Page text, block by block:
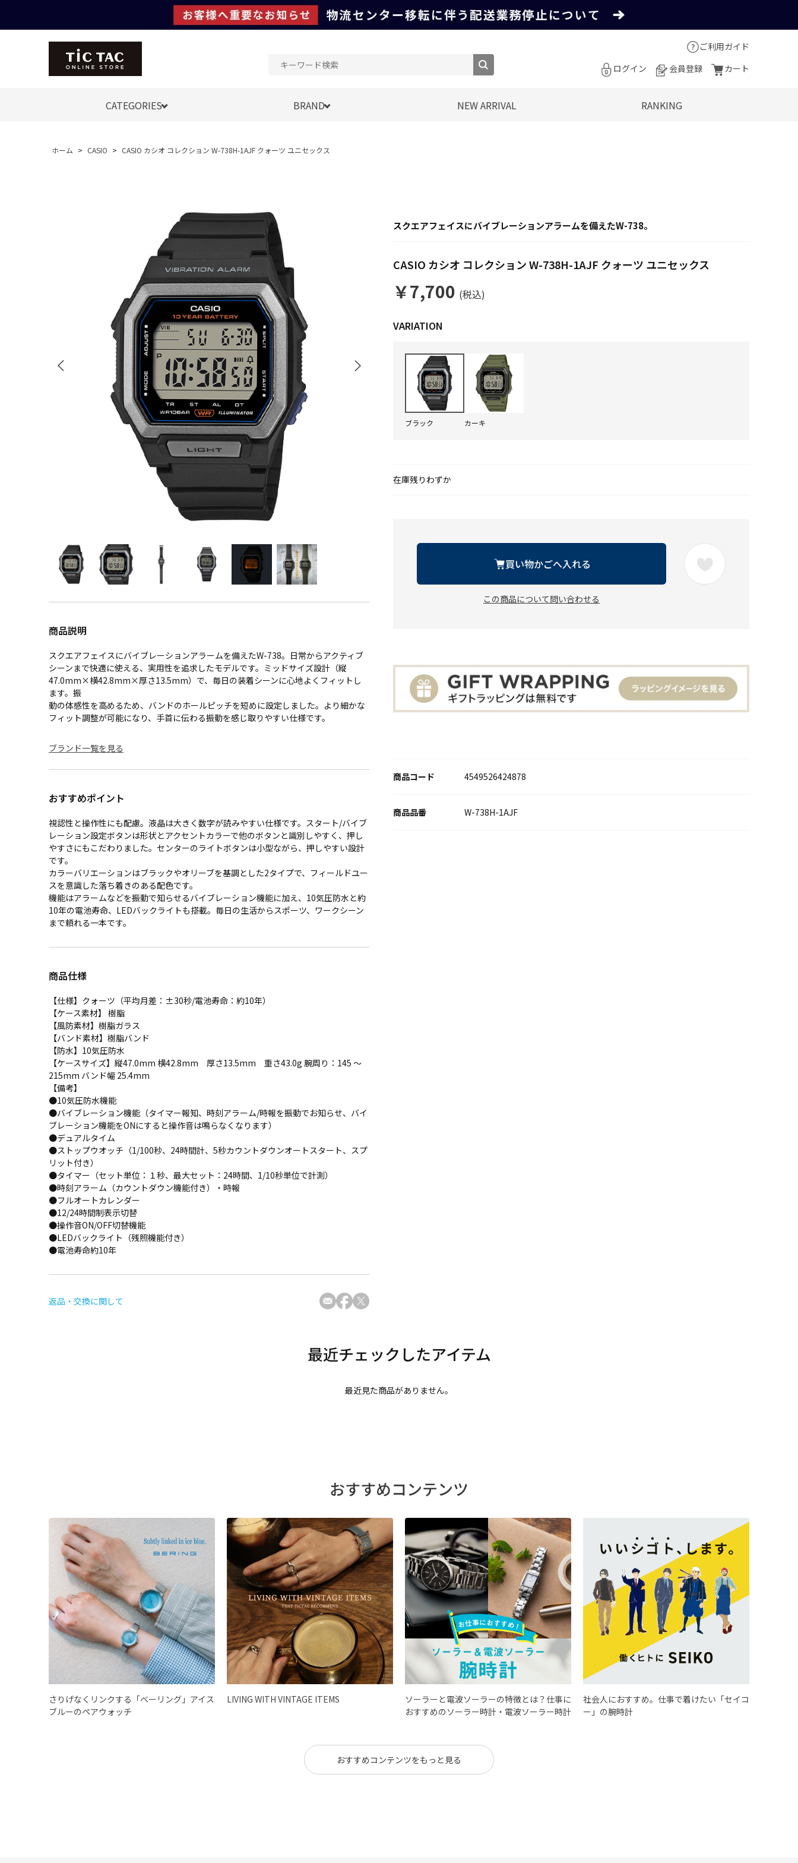
ご利用ガイド
ログイン
会員登録 カート
CATEGORIES BRAND NEW ARRIVAL RANKING
ホーム > CASIO > CASIO カシオ コレクション W-738H-1AJF クォーツ ユニセックス
商品説明
スクエアフェイスにバイブレーションアラームを備えたW-738。日常からアクティブ
シーンまで快適に使える、実用性を追求したモデルです。ミッドサイズ設計（縦
47.0mm×横42.8mm×厚さ13.5mm）で、毎日の装着シーンに心地よくフィットし
ます。振
動の体感性を高めるため、バンドのホールピッチを短めに設定しました。より細かな
フィット調整が可能になり、手首に伝わる振動を感じ取りやすい仕様です。
ブランド一覧を見る
おすすめポイント
視認性と操作性にも配慮。液晶は大きく数字が読みやすい仕様です。スタート/バイブ
レーション設定ボタンは形状とアクセントカラーで他のボタンと識別しやすく、押し
やすさにもこだわりました。センターのライトボタンは小型ながら、押しやすい設計
です。
カラーバリエーションはブラックやオリーブを基調とした2タイプで、フィールドユー
スを意識した落ち着きのある配色です。
機能はアラームなどを振動で知らせるバイブレーション機能に加え、10気圧防水と約
10年の電池寿命、LEDバックライトも搭載。毎日の生活からスポーツ、ワークシーン
まで頼れる一本です。
商品仕様
【仕様】クォーツ（平均月差：±30秒/電池寿命：約10年）
【ケース素材】 樹脂
【風防素材】樹脂ガラス
【バンド素材】樹脂バンド
【防水】10気圧防水
【ケースサイズ】縦47.0mm 横42.8mm 厚さ13.5mm 重さ43.0g 腕周り：145 ～
215mm バンド幅 25.4mm
【備考】
●10気圧防水機能
●バイブレーション機能（タイマー報知、時刻アラーム/時報を振動でお知らせ、バイ
ブレーション機能をONにすると操作音は鳴らなくなります）
●デュアルタイム
●ストップウオッチ（1/100秒、24時間計、5秒カウントダウンオートスタート、スプ
リット付き）
●タイマー（セット単位：１秒、最大セット：24時間、1/10秒単位で計測）
●時刻アラーム（カウントダウン機能付き）・時報
●フルオートカレンダー
●12/24時間制表示切替
●操作音ON/OFF切替機能
●LEDバックライト（残照機能付き）
●電池寿命約10年
返品・交換に関して
スクエアフェイスにバイブレーションアラームを備えたW-738。
CASIO カシオ コレクション W-738H-1AJF クォーツ ユニセックス
￥7,700 (税込)
商品コード 4549526424878
W-738H-1AJF
在庫残りわずか
ブラック カーキ
買い物かごへ入れる
この商品について問い合わせる
最近見た商品がありません。
おすすめコンテンツ
さりげなくリンクする「ベーリング」アイス
ブルーのペアウォッチ
LIVING WITH VINTAGE ITEMS
ソーラーと電波ソーラーの特徴とは？仕事に
おすすめのソーラー時計・電波ソーラー時計
社会人におすすめ。仕事で着けたい「セイコ
ー」の腕時計
おすすめコンテンツをもっと見る